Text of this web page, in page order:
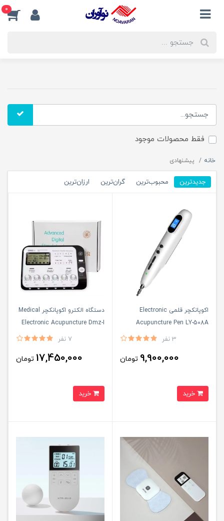
0
فقط محصولات موجود
خانه پیشنهادی
جدیدترین محبوب‌ترین گران‌ترین ارزان‌ترین
اکوپانکچر قلمی Electronic
Acupuncture Pen LY-508A
3 نفر
9,900,000 تومان
دستگاه الکترو اکوپانکچر Medical
Electronic Acupuncture Dmz-I
7 نفر
17,450,000 تومان